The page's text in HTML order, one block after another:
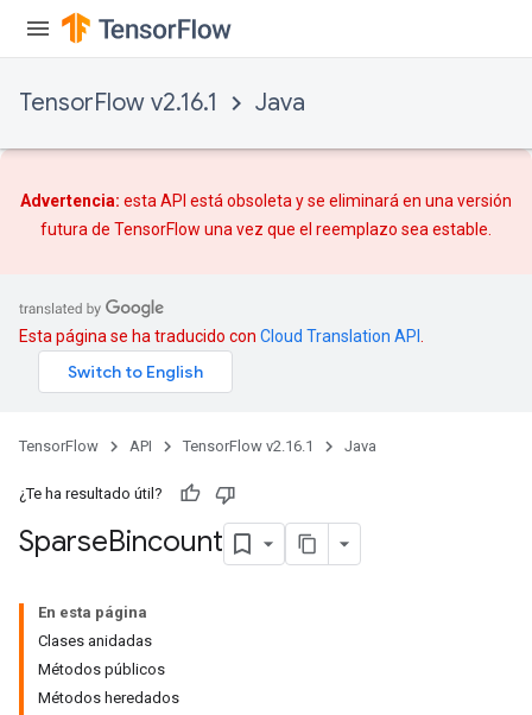
TensorFlow v2.16.1 Java
Advertencia: esta API está obsoleta y se eliminará en una versión
futura de TensorFlow una vez que el reemplazo sea estable.
Esta página se ha traducido con Cloud Translation API
TensorFlow API TensorFlow v2.16.1 Java
¿Te ha resultado útil?
SparseBincount
En esta página
Clases anidadas
Métodos públicos
Métodos heredados